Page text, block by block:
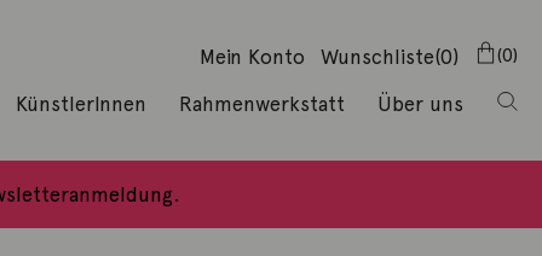
Mein Konto (0)
Wunschliste 0
KünstlerInnen Rahmenwerkstatt Über uns